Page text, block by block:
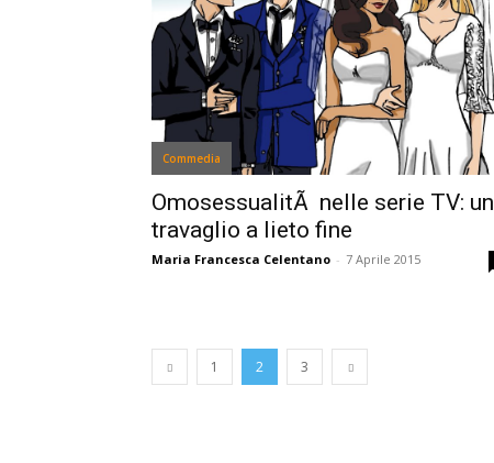
Commedia
OmosessualitÃ nelle serie TV: un
travaglio a lieto fine
Maria Francesca Celentano - 7 Aprile 2015
1 2 3